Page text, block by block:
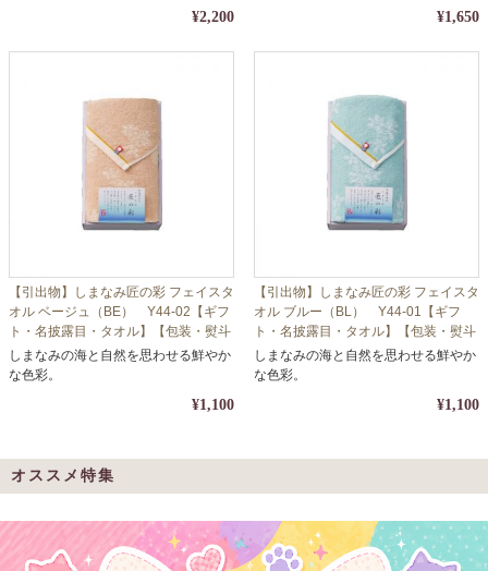
¥2,200 ¥1,650
【引出物】しまなみ匠の彩 フェイスタ
オル ベージュ（BE） Y44-02【ギフ
ト・名披露目・タオル】【包装・熨斗
対応】
しまなみの海と自然を思わせる鮮やか
な色彩。
¥1,100
【引出物】しまなみ匠の彩 フェイスタ
オル ブルー（BL） Y44-01【ギフ
ト・名披露目・タオル】【包装・熨斗
対応】
しまなみの海と自然を思わせる鮮やか
な色彩。
¥1,100
オススメ特集